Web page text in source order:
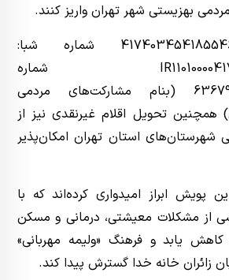
بهزیستی شهر تهران واریز کنند.
شماره حساب:4174034541855467 شماره شبا:
IR110100004174034541855467 شماره
کارت:6367957041984720 (بنام مشارکت‌های مردمی
همچنین تحویل اقلام غیرنقدی نیز از
شهرستان‌های استان تهران امکان‌پذیر
پویش ابراز امیدواری کرده‌اند که با
از مشکلات معیشتی، درمانی و مسکن
کاهش یابد و فرهنگ «ولیمه مهربانی»
زائران خانه خدا گسترش پیدا کند.